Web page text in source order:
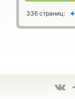
336 страниц: